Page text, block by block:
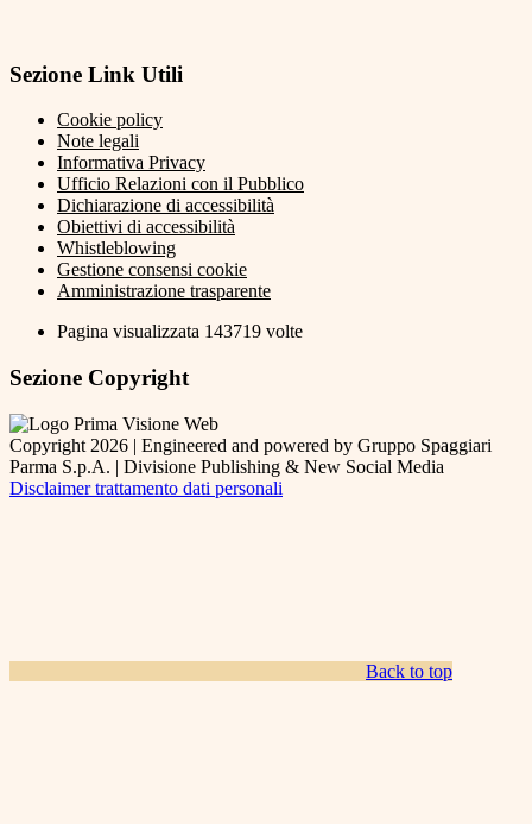
Sezione Link Utili
Cookie policy
Note legali
Informativa Privacy
Ufficio Relazioni con il Pubblico
Dichiarazione di accessibilità
Obiettivi di accessibilità
Whistleblowing
Gestione consensi cookie
Amministrazione trasparente
Pagina visualizzata 143719 volte
Sezione Copyright
Copyright 2026 | Engineered and powered by Gruppo Spaggiari
Parma S.p.A. | Divisione Publishing & New Social Media
Disclaimer trattamento dati personali
Back to top